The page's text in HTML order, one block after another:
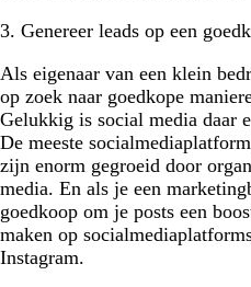
3. Genereer leads op een
Als eigenaar van een klein
op zoek naar goedkope
Gelukkig is social media daar
De meeste
zijn enorm gegroeid door
media. En als je een
goedkoop om je posts een
maken op
Instagram.